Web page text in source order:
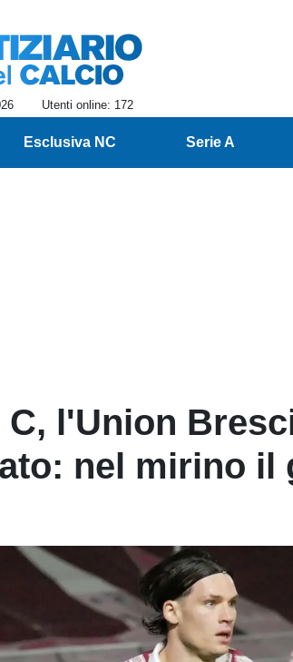
Utenti online: 172
Esclusiva NC Serie A
C, l'Union
nel mirino il